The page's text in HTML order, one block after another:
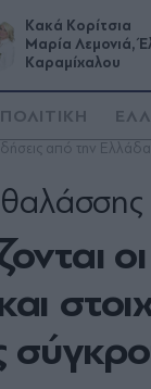
Κακά Κορίτσια
Μαρία Λεμονιά,
Καραμίχαλου
ΠΟΛΙΤΙΚΗ
από την